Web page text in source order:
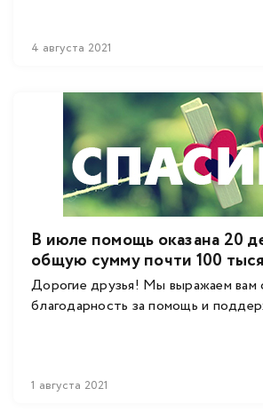
4 августа 2021
В июле помощь оказана 20
общую сумму почти 100
Дорогие друзья! Мы выражаем вам
благодарность за помощь и
1 августа 2021